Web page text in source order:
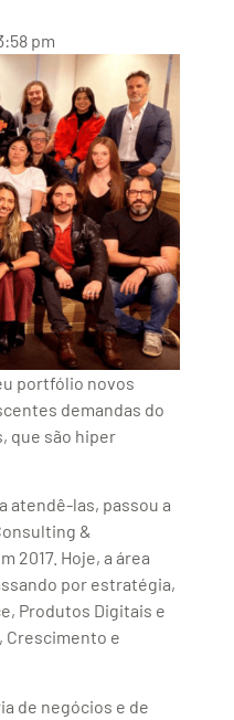
pm
portfólio novos
demandas do
que são hiper
atendê-las, passou a
&
2017. Hoje, a área
por estratégia,
Produtos Digitais e
Crescimento e
de negócios e de